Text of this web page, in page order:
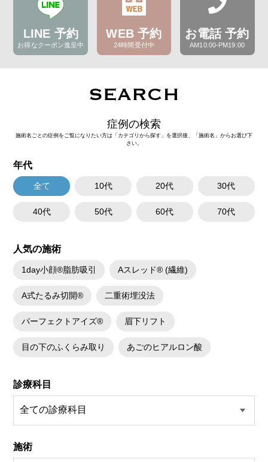
LINE 予約
お得なクーポン進呈中
WEB 予約
24時間受付中
お電話 予約
AM10:00-PM19:00
SEARCH
症例の検索
施術名ごとの症例をご覧になりたい方は「カテゴリから探す」を選択後、「施術名」からお選び下
さい。
年代
全て 10代 20代 30代
40代 50代 60代 70代
人気の施術
1day小顔®脂肪吸引 Aスレッド® (繊維)
A式たるみ切開® 二重術埋没法
パーフェクトアイズ® 眉下リフト
目の下のふくらみ取り あごのヒアルロン酸
診療科目
施術